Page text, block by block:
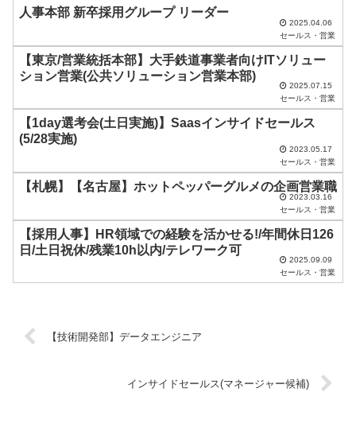
空
ま
て
。
人事本部 新卒採用グループ リーダー
2025.04.06
セールス・営業
【東京/営業統括本部】大手鉄道事業者向けITソリュー
ション営業(公共ソリューション営業本部)
2025.07.15
セールス・営業
【1day選考会(土日実施)】Saasインサイドセールス
(5/28実施)
2023.05.17
セールス・営業
【札幌】【名古屋】ホットペッパーグルメの企画営業職
2023.03.16
セールス・営業
【採用人事】HR領域での経験を活かせる!/年間休日126
日/土日祝休/残業10h以内/テレワーク可
2025.09.09
セールス・営業
【技術開発部】データエンジニア
インサイドセールス(マネージャー候補)